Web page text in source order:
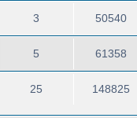
3 50540
5 61358
25 148825